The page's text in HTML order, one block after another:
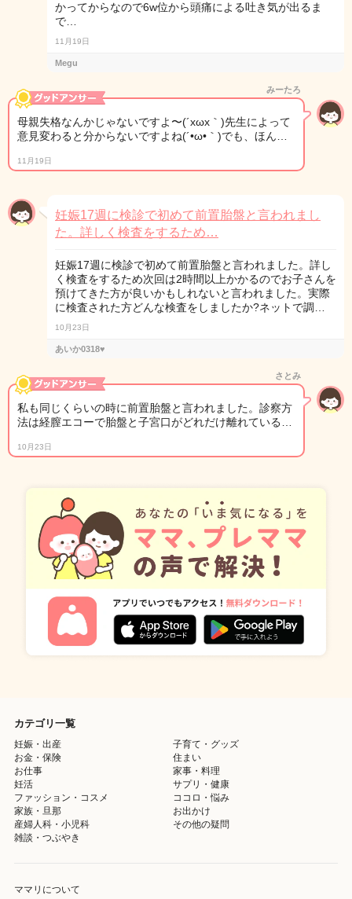
かってからなので6w位から頭痛による吐き気が出るま
で…
11月19日
Megu
みーたろ
母親失格なんかじゃないですよ〜(´xωx｀)先生によって
意見変わると分からないですよね(´•ω•｀)でも、ほん…
11月19日
妊娠17週に検診で初めて前置胎盤と言われまし
た。詳しく検査をするため…
妊娠17週に検診で初めて前置胎盤と言われました。詳し
く検査をするため次回は2時間以上かかるのでお子さんを
預けてきた方が良いかもしれないと言われました。実際
に検査された方どんな検査をしましたか?ネットで調…
10月23日
あいか0318♥︎
さとみ
私も同じくらいの時に前置胎盤と言われました。診察方
法は経膣エコーで胎盤と子宮口がどれだけ離れている…
10月23日
カテゴリ一覧
妊娠・出産
子育て・グッズ
お金・保険
住まい
お仕事
家事・料理
妊活
サプリ・健康
ファッション・コスメ
ココロ・悩み
家族・旦那
お出かけ
産婦人科・小児科
その他の疑問
雑談・つぶやき
ママリについて